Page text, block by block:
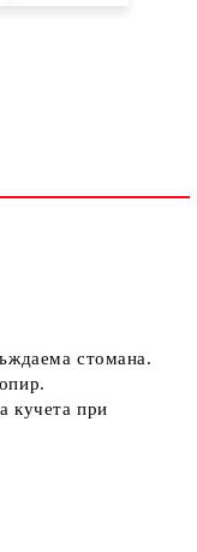
ден.
стомана.
кучета при